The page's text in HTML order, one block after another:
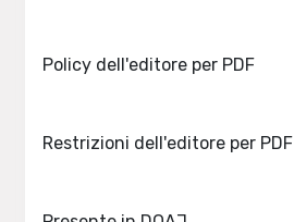
Policy dell'editore per PDF
Restrizioni dell'editore per PDF